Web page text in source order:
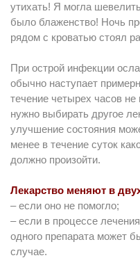
утихать! Я могла
было блаженство! Ночь
рядом с кроватью стоял
При острой инфекции
обычно наступает
течение четырех часов
нужно выбирать другое
улучшение состояния
менее в течение суток
должно произойти.
Лекарство меняют в
– если оно не помогло;
– если в процессе
одного препарата может
случае.